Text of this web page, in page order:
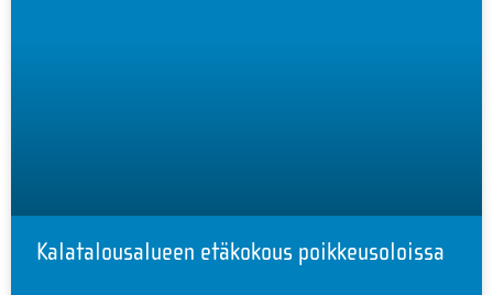
Kalatalousalueen etäkokous poikkeusoloissa